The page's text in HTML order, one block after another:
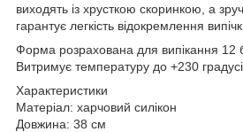
виходять із хрусткою скоринкою, а
гарантує легкість відокремлення
Форма розрахована для випікання 12
Витримує температуру до +230
Характеристики
Матеріал: харчовий силікон
Довжина: 38 см